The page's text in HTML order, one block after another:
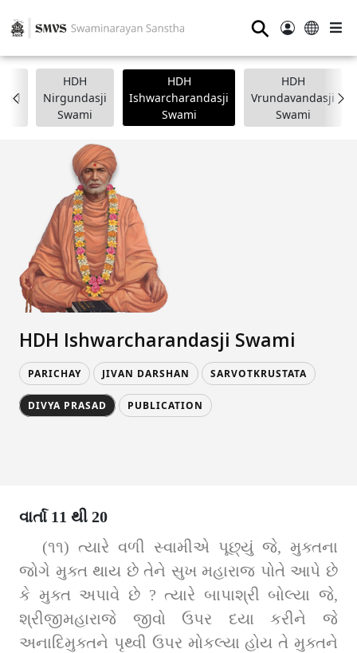
⚲
HDH
Nirgundasji
Swami
HDH
Ishwarcharandasji
Swami
HDH
Vrundavandasji
Swami
HDH Ishwarcharandasji Swami
PARICHAY JIVAN DARSHAN SARVOTKRUSTATA
DIVYA PRASAD PUBLICATION
વાર્તા 11 થી 20
(૧૧) ત્યારે વળી સ્‍વામીએ પૂછ્યું જે, મુક્તના
જોગે મુક્ત થાય છે તેને સુખ મહારાજ પોતે આપે છે
કે મુક્ત અપાવે છે ? ત્યારે બાપાશ્રી બોલ્યા જે,
શ્રીજીમહારાજે જીવો ઉપર દયા કરીને જે
અનાદિમુક્તને પૃથ્વી ઉપર મોકલ્યા હોય તે મુક્તને